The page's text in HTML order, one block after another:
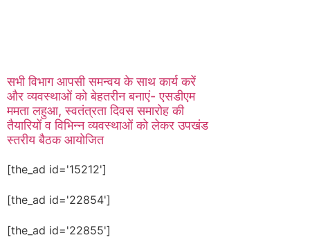
सभी विभाग आपसी समन्वय के साथ कार्य करें
और व्यवस्थाओं को बेहतरीन बनाएं- एसडीएम
ममता लहुआ, स्वतंत्रता दिवस समारोह की
तैयारियों व विभिन्न व्यवस्थाओं को लेकर उपखंड
स्तरीय बैठक आयोजित
[the_ad id='15212']
[the_ad id='22854']
[the_ad id='22855']